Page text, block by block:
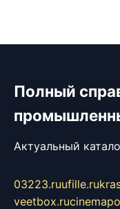
Полный
Актуальный
03223.ruufille.ru
veetbox.ru